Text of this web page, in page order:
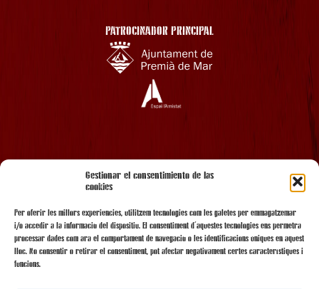
Gestionar el consentimiento de las
cookies
Per oferir les millors experiències, utilitzem tecnologies com les galetes per emmagatzemar
i/o accedir a la informació del dispositiu. El consentiment d'aquestes tecnologies ens permetrà
processar dades com ara el comportament de navegació o les identificacions úniques en aquest
lloc. No consentir o retirar el consentiment, pot afectar negativament certes característiques i
funcions.
PATROCINADOR PRINCIPAL
AMB EL SUPORT